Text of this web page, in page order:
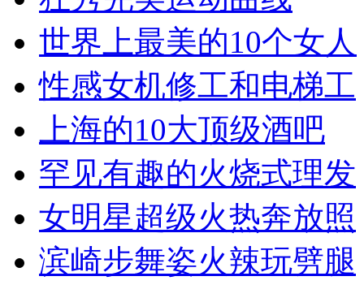
世界上最美的10个女人
性感女机修工和电梯工
上海的10大顶级酒吧
罕见有趣的火烧式理发
女明星超级火热奔放照
滨崎步舞姿火辣玩劈腿